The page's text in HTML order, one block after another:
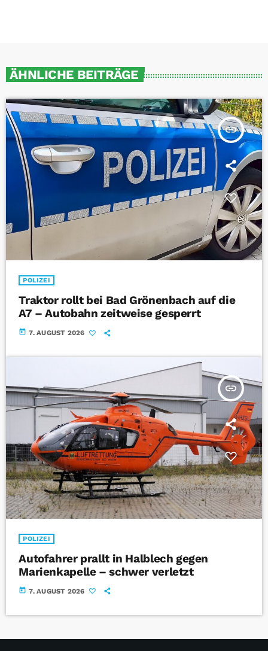
ÄHNLICHE BEITRÄGE
insert_link
POLIZEI
Traktor rollt bei Bad Grönenbach auf die
A7 – Autobahn zeitweise gesperrt
today 7. AUGUST 2026
insert_link
POLIZEI
Autofahrer prallt in Halblech gegen
Marienkapelle – schwer verletzt
today 7. AUGUST 2026